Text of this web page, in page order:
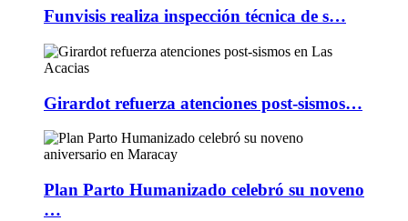
Funvisis realiza inspección técnica de s…
Girardot refuerza atenciones post-sismos…
Plan Parto Humanizado celebró su noveno
…